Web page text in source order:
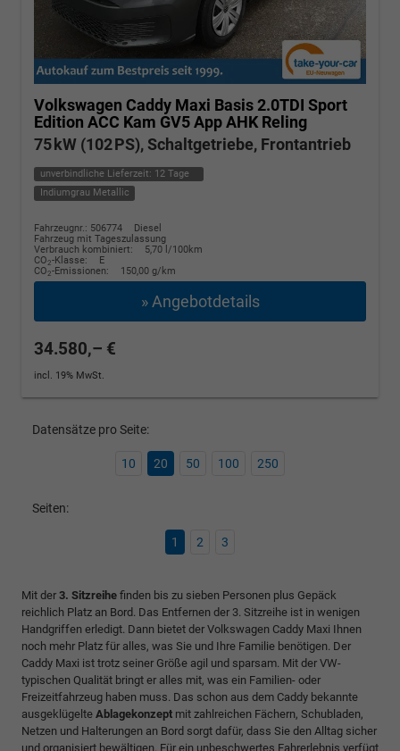
Volkswagen Caddy Maxi Basis 2.0TDI Sport
Edition ACC Kam GV5 App AHK Reling
75 kW (102 PS), Schaltgetriebe, Frontantrieb
unverbindliche Lieferzeit: 12 Tage
Indiumgrau Metallic
Fahrzeugnr.: 506774
Diesel
Fahrzeug mit Tageszulassung
Verbrauch kombiniert:
5,70 l/100km
CO2-Klasse:
E
CO2-Emissionen: 150,00 g/km
» Angebotdetails
34.580,– €
incl. 19% MwSt.
Datensätze pro Seite:
10 20 50 100 250
Seiten:
1 2 3
Mit der 3. Sitzreihe finden bis zu sieben Personen plus Gepäck
reichlich Platz an Bord. Das Entfernen der 3. Sitzreihe ist in wenigen
Handgriffen erledigt. Dann bietet der Volkswagen Caddy Maxi Ihnen
noch mehr Platz für alles, was Sie und Ihre Familie benötigen. Der
Caddy Maxi ist trotz seiner Größe agil und sparsam. Mit der VW-
typischen Qualität bringt er alles mit, was ein Familien- oder
Freizeitfahrzeug haben muss. Das schon aus dem Caddy bekannte
ausgeklügelte Ablagekonzept mit zahlreichen Fächern, Schubladen,
Netzen und Halterungen an Bord sorgt dafür, dass Sie den Alltag sicher
und organisiert bewältigen. Für ein unbeschwertes Fahrerlebnis verfügt